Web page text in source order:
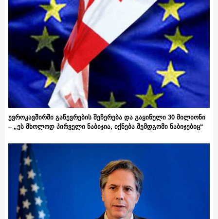
ევროკავშირში გაწევრების შეჩერება და გაყინული 30 მილიონი
– „ეს მხოლოდ პირველი ნაბიჯია, იქნება შემდგომი ნაბიჯებიც“